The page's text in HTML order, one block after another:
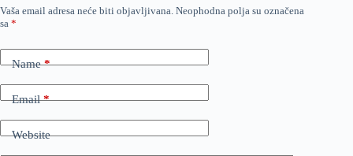
Vaša email adresa neće biti objavljivana. Neophodna polja su označena
sa *
Name*
Email*
Website